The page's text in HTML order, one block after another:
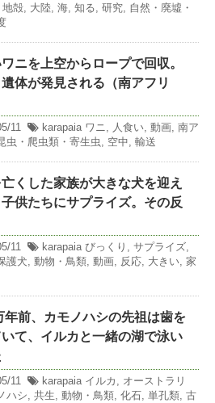
地殻, 大陸, 海, 知る, 研究, 自然・廃墟・
ニを上空からロープで回収。
体が発見される（南アフリ
11 karapaia ワニ, 人食い, 動画, 南ア
虫・爬虫類・寄生虫, 空中, 輸送
くした家族が大きな犬を迎え
子供たちにサプライズ。その反
11 karapaia びっくり , サプライズ,
護犬, 動物・鳥類, 動画, 反応, 大きい, 家
年前、カモノハシの先祖は歯を
て、イルカと一緒の湖で泳い
11 karapaia イルカ , オーストラリ
ハシ, 共生, 動物・鳥類, 化石, 単孔類, 古